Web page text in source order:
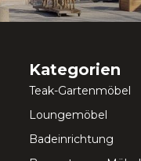
Kategorien
Teak-Gartenmöbel
Loungemöbel
Badeinrichtung